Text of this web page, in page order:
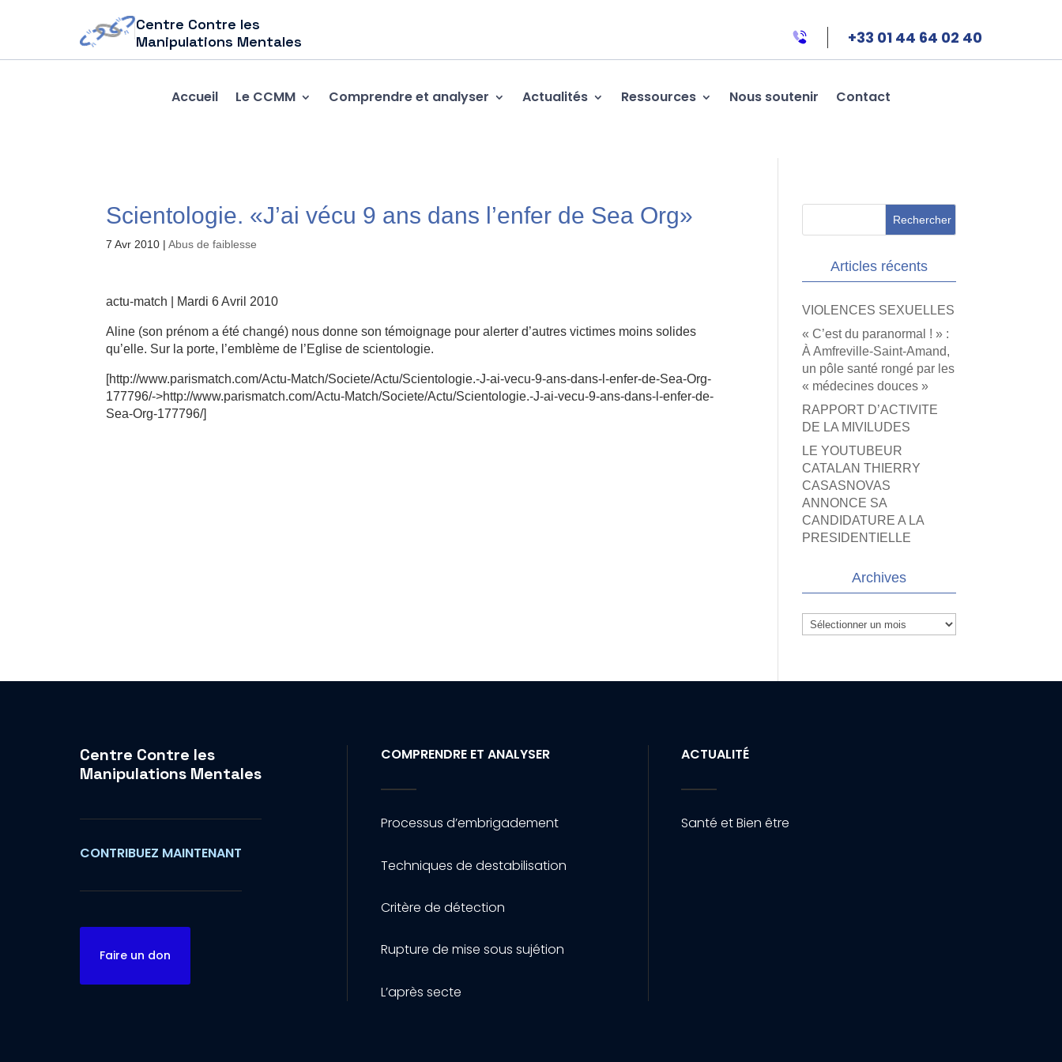
Centre Contre les
Manipulations Mentales
+33 01 44 64 02 40
Accueil Le CCMM Comprendre et analyser Actualités Ressources Nous soutenir Contact
Scientologie. «J’ai vécu 9 ans dans l’enfer de Sea Org»
7 Avr 2010 |Abus de faiblesse
actu-match | Mardi 6 Avril 2010
Aline (son prénom a été changé) nous donne son témoignage pour alerter d’autres victimes moins solides
qu’elle. Sur la porte, l’emblème de l’Eglise de scientologie.
[http://www.parismatch.com/Actu-Match/Societe/Actu/Scientologie.-J-ai-vecu-9-ans-dans-l-enfer-de-Sea-Org-
177796/->http://www.parismatch.com/Actu-Match/Societe/Actu/Scientologie.-J-ai-vecu-9-ans-dans-l-enfer-de-
Sea-Org-177796/]
Articles récents
VIOLENCES SEXUELLES
« C’est du paranormal ! » :
À Amfreville-Saint-Amand,
un pôle santé rongé par les
« médecines douces »
RAPPORT D’ACTIVITE
DE LA MIVILUDES
LE YOUTUBEUR
CATALAN THIERRY
CASASNOVAS
ANNONCE SA
CANDIDATURE A LA
PRESIDENTIELLE
Archives
Archives
Centre Contre les
Manipulations Mentales
CONTRIBUEZ MAINTENANT
Faire un don
COMPRENDRE ET ANALYSER
Processus d’embrigadement
Techniques de destabilisation
Critère de détection
Rupture de mise sous sujétion
L’après secte
ACTUALITÉ
Santé et Bien être